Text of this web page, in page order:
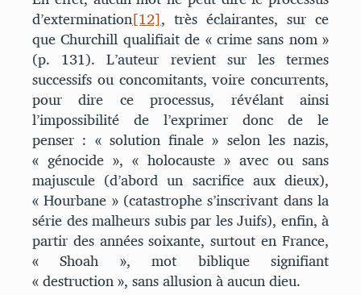
d’extermination[12], très éclairantes, sur ce
que Churchill qualifiait de « crime sans nom »
(p. 131). L’auteur revient sur les termes
successifs ou concomitants, voire concurrents,
pour dire ce processus, révélant ainsi
l’impossibilité de l’exprimer donc de le
penser : « solution finale » selon les nazis,
« génocide », « holocauste » avec ou sans
majuscule (d’abord un sacrifice aux dieux),
« Hourbane » (catastrophe s’inscrivant dans la
série des malheurs subis par les Juifs), enfin, à
partir des années soixante, surtout en France,
« Shoah », mot biblique signifiant
« destruction », sans allusion à aucun dieu.